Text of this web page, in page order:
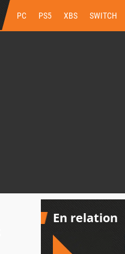
PC PS5 XBS SWITCH
En relation